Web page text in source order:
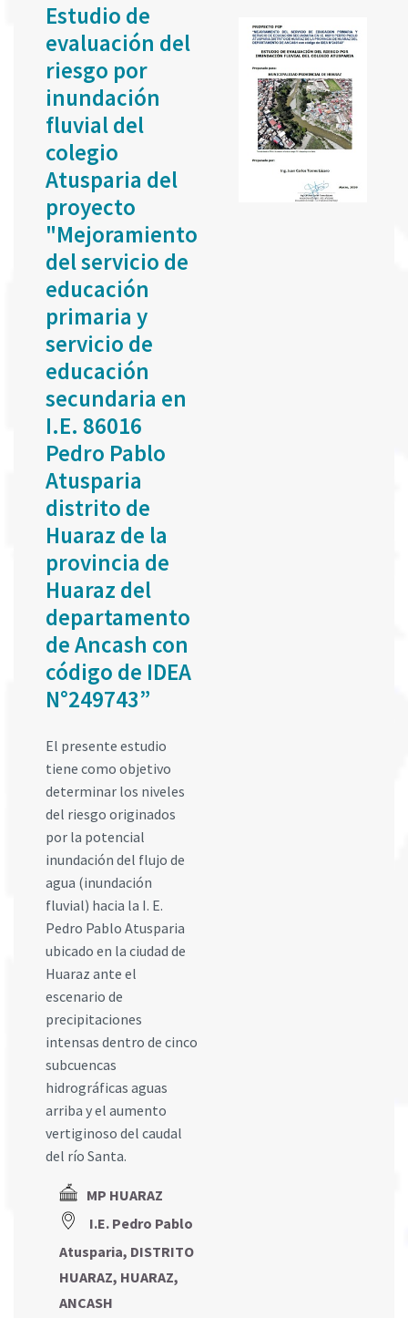
Estudio de
evaluación del
riesgo por
inundación
fluvial del
colegio
Atusparia del
proyecto
"Mejoramiento
del servicio de
educación
primaria y
servicio de
educación
secundaria en
I.E. 86016
Pedro Pablo
Atusparia
distrito de
Huaraz de la
provincia de
Huaraz del
departamento
de Ancash con
código de IDEA
N°249743”
El presente estudio
tiene como objetivo
determinar los niveles
del riesgo originados
por la potencial
inundación del flujo de
agua (inundación
fluvial) hacia la I. E.
Pedro Pablo Atusparia
ubicado en la ciudad de
Huaraz ante el
escenario de
precipitaciones
intensas dentro de cinco
subcuencas
hidrográficas aguas
arriba y el aumento
vertiginoso del caudal
del río Santa.
MP HUARAZ
I.E. Pedro Pablo
Atusparia, DISTRITO
HUARAZ, HUARAZ,
ANCASH